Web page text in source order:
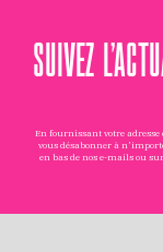
SUIVEZ
En fournissant votre adresse
vous désabonner à
en bas de nos e-mails ou